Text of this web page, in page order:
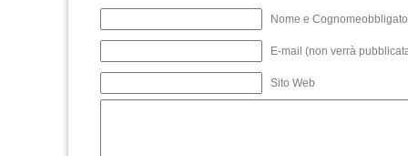
Nome e
E-mail (non verrà
Sito Web